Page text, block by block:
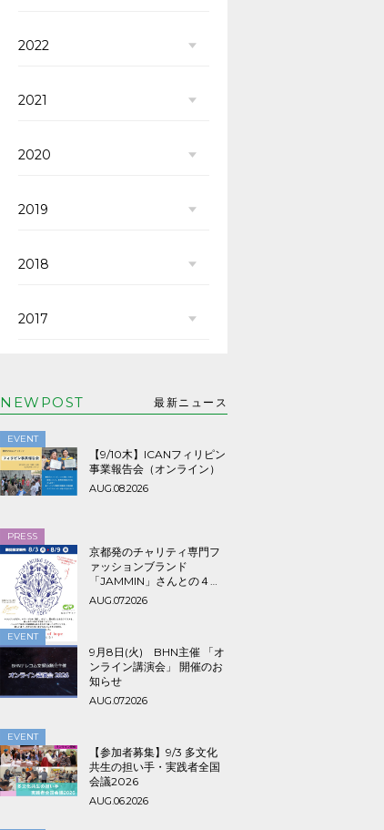
2022
2021
2020
2019
2018
2017
NEWPOST 最新ニュース
EVENT
【9/10木】ICANフィリピン
事業報告会（オンライン）
AUG.08.2026
PRESS
京都発のチャリティ専門フ
ァッションブランド
「JAMMIN」さんとの４年
ぶり３回目のコラボTシャツ
AUG.07.2026
EVENT
9月8日(火) BHN主催 「オ
ンライン講演会」 開催のお
知らせ
AUG.07.2026
EVENT
【参加者募集】9/3 多文化
共生の担い手・実践者全国
会議2026
AUG.06.2026